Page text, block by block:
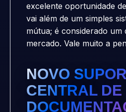
excelente oportunidade
vai além de um simples
mútua; é considerado um
mercado. Vale muito a
NOVO
CENTRAL DE